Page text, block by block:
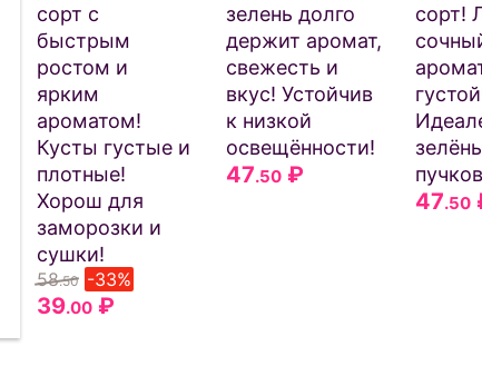
сорт с
быстрым
ростом и
ярким
ароматом!
Кусты густые и
плотные!
Хорош для
заморозки и
сушки!
58.50 -33%
39.00₽
зелень долго
держит аромат,
свежесть и
вкус! Устойчив
к низкой
освещённости!
47.50₽
сорт!
47.50